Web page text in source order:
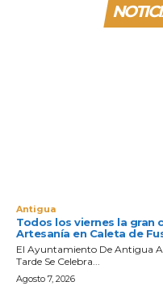
Antigua
Todos los viernes la gran
Artesanía en Caleta de
El Ayuntamiento De Antigua
Tarde Se Celebra...
Agosto 7, 2026